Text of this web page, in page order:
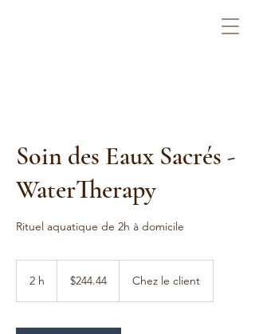
Soin des Eaux Sacrés -
WaterTherapy
Rituel aquatique de 2h à domicile
2 h
dollars$244.44 Chez le client